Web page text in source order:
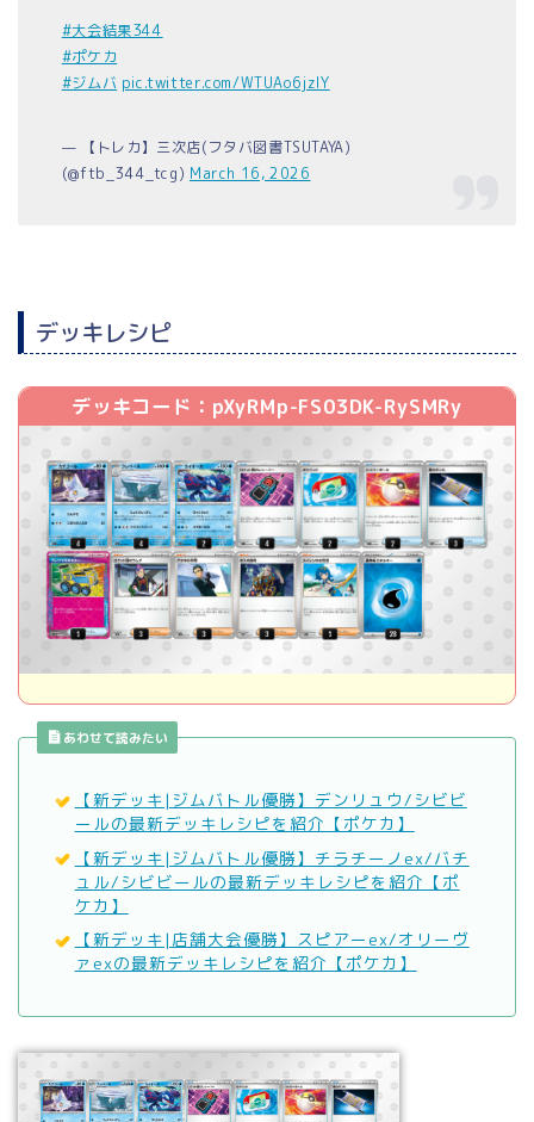
#大会結果344
#ポケカ
#ジムバ pic.twitter.com/WTUAo6jzlY
— 【トレカ】三次店(フタバ図書TSUTAYA)
(@ftb_344_tcg) March 16, 2026
デッキレシピ
デッキコード：pXyRMp-FS03DK-RySMRy
あわせて読みたい
【新デッキ|ジムバトル優勝】デンリュウ/シビビ
ールの最新デッキレシピを紹介【ポケカ】
【新デッキ|ジムバトル優勝】チラチーノex/バチ
ュル/シビビールの最新デッキレシピを紹介【ポ
ケカ】
【新デッキ|店舗大会優勝】スピアーex/オリーヴ
ァexの最新デッキレシピを紹介【ポケカ】